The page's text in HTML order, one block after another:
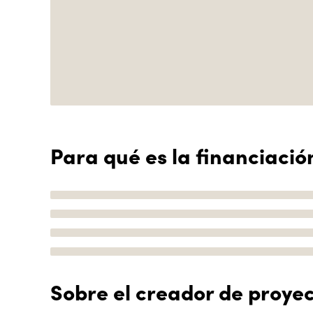
Para qué es la
Sobre el creador de